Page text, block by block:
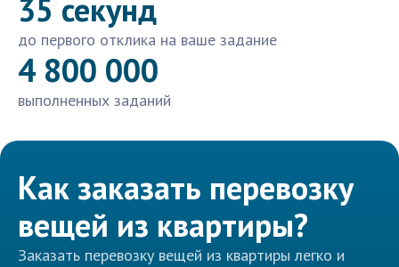
35 секунд
до первого отклика на ваше задание
4 800 000
выполненных заданий
Как заказать перевозку
вещей из квартиры?
Заказать перевозку вещей из квартиры легко и